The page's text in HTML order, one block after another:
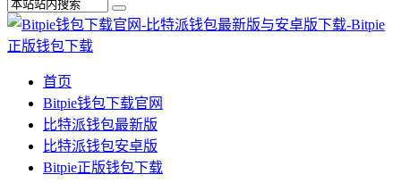
首页
Bitpie钱包下载官网
比特派钱包最新版
比特派钱包安卓版
Bitpie正版钱包下载